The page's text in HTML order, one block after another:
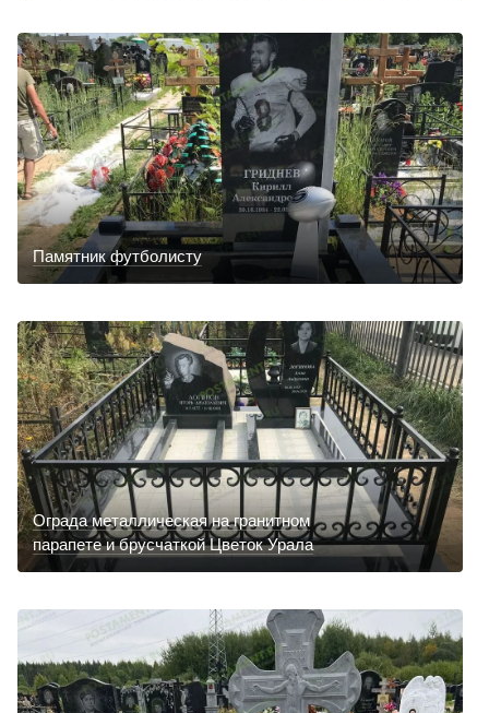
Памятник футболисту
Ограда металлическая на гранитном
парапете и брусчаткой Цветок Урала